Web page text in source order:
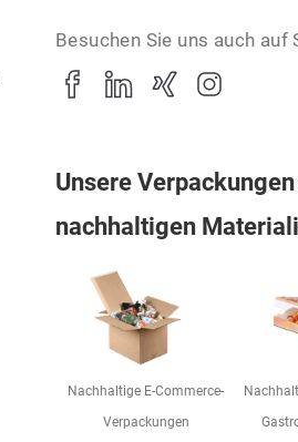
Besuchen Sie uns auch auf
Unsere
nachhaltigen
Nachhaltige E-Commerce-
Verpackungen